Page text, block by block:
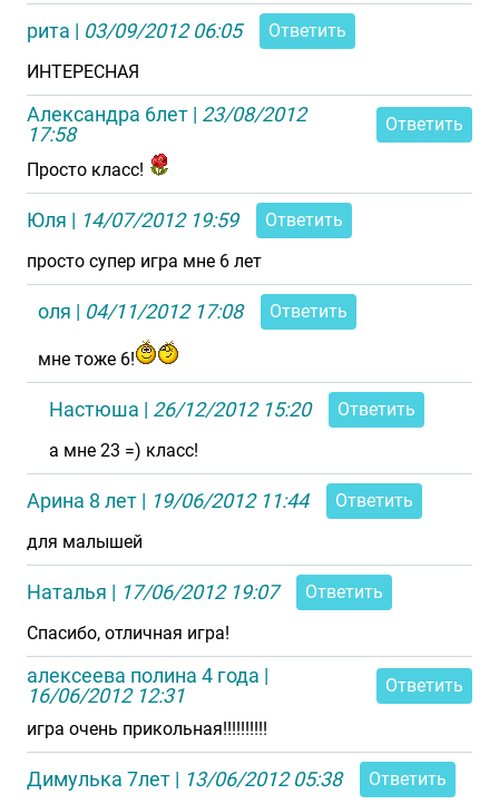
рита | 03/09/2012 06:05
Ответить
ИНТЕРЕСНАЯ
Александра 6лет | 23/08/2012
17:58
Ответить
Просто класс!
Юля | 14/07/2012 19:59
Ответить
просто супер игра мне 6 лет
оля | 04/11/2012 17:08 Ответить
мне тоже 6!
Настюша | 26/12/2012 15:20
Ответить
а мне 23 =) класс!
Арина 8 лет | 19/06/2012 11:44
Ответить
для малышей
Наталья | 17/06/2012 19:07
Ответить
Спасибо, отличная игра!
алексеева полина 4 года |
16/06/2012 12:31
Ответить
игра очень прикольная!!!!!!!!!!
Димулька 7лет | 13/06/2012 05:38
Ответить